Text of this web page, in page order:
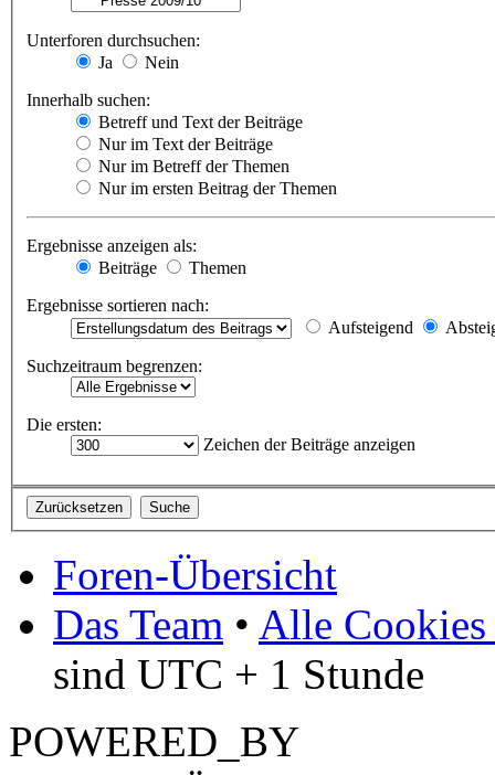
Unterforen durchsuchen:
Ja
Nein
Innerhalb suchen:
Betreff und Text der Beiträge
Nur im Text der Beiträge
Nur im Betreff der Themen
Nur im ersten Beitrag der Themen
Ergebnisse anzeigen als:
Beiträge
Themen
Ergebnisse sortieren nach:
Aufsteigend
Suchzeitraum begrenzen:
Die ersten:
Zeichen der Beiträge anzeigen
Foren-Übersicht
Das Team • Alle Cookies
sind UTC + 1 Stunde
POWERED_BY